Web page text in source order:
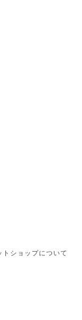
ショップについて